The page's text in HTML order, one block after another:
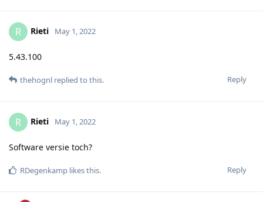
R Rieti May 1, 2022
5.43.100
Reply
thehognl replied to this.
R Rieti May 1, 2022
Software versie toch?
Reply
RDegenkamp likes this.